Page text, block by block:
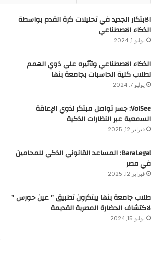
الابتكار الجديد في تحليلات كرة القدم بواسطة
الذكاء الاصطناعي
يوليو 1, 2024
الذكاء الاصطناعي وتأثيره علي ذوي الهمم
لطلاب كلية الحاسبات بجامعة بنها
يوليو 7, 2024
VoiSee: جسر تواصل مبتكر لذوي الإعاقة
السمعية عبر النظارات الذكية
فبراير 12, 2025
BaraLegal: المساعد القانوني الذكي للمحامين
في مصر
فبراير 12, 2025
طلاب جامعة بنها يبتكرون تطبيق ” عين حورس ”
لاكتشاف الحضارة المصرية القديمة
يوليو 15, 2024